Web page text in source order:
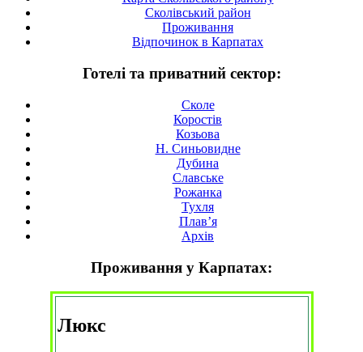
Сколівський район
Проживання
Відпочинок в Карпатах
Готелі та приватний сектор:
Сколе
Коростів
Козьова
Н. Синьовидне
Дубина
Славське
Рожанка
Тухля
Плав’я
Архів
Проживання у Карпатах:
Люкс